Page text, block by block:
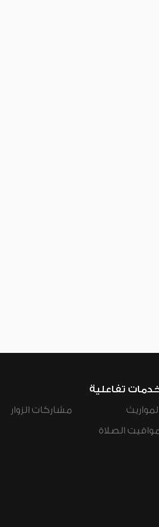
تفاعلية
الصلاة
مشاركات الزوار